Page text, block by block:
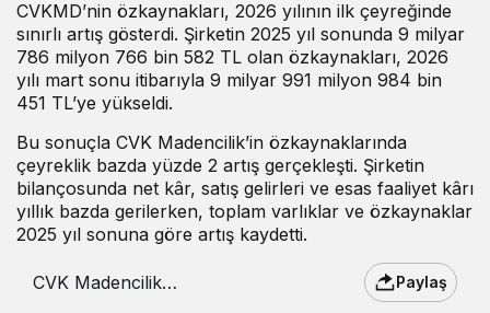
CVKMD’nin özkaynakları, 2026 yılının ilk çeyreğinde
sınırlı artış gösterdi. Şirketin 2025 yıl sonunda 9 milyar
786 milyon 766 bin 582 TL olan özkaynakları, 2026
yılı mart sonu itibarıyla 9 milyar 991 milyon 984 bin
451 TL’ye yükseldi.
Bu sonuçla CVK Madencilik’in özkaynaklarında
çeyreklik bazda yüzde 2 artış gerçekleşti. Şirketin
bilançosunda net kâr, satış gelirleri ve esas faaliyet kârı
yıllık bazda gerilerken, toplam varlıklar ve özkaynaklar
2025 yıl sonuna göre artış kaydetti.
CVK Madencilik
Paylaş